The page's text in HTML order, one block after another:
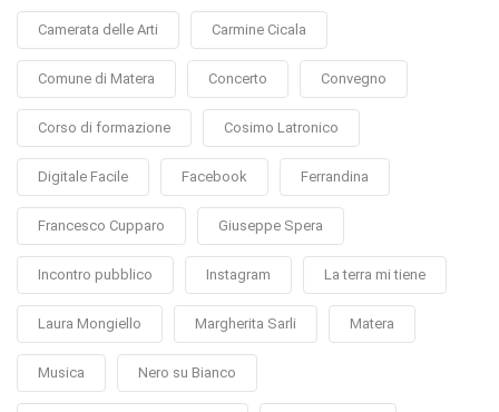
Camerata delle Arti Carmine Cicala
Comune di Matera Concerto Convegno
Corso di formazione Cosimo Latronico
Digitale Facile Facebook Ferrandina
Francesco Cupparo Giuseppe Spera
Incontro pubblico Instagram La terra mi tiene
Laura Mongiello Margherita Sarli Matera
Musica Nero su Bianco